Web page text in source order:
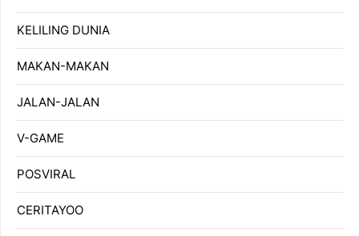
KELILING DUNIA
MAKAN-MAKAN
JALAN-JALAN
V-GAME
POSVIRAL
CERITAYOO